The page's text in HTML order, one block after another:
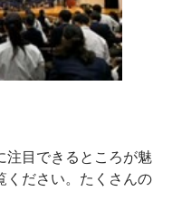
注目できるところが魅
ください。たくさんの